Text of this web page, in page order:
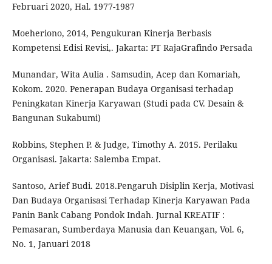
Februari 2020, Hal. 1977-1987
Moeheriono, 2014, Pengukuran Kinerja Berbasis
Kompetensi Edisi Revisi,. Jakarta: PT RajaGrafindo Persada
Munandar, Wita Aulia . Samsudin, Acep dan Komariah,
Kokom. 2020. Penerapan Budaya Organisasi terhadap
Peningkatan Kinerja Karyawan (Studi pada CV. Desain &
Bangunan Sukabumi)
Robbins, Stephen P. & Judge, Timothy A. 2015. Perilaku
Organisasi. Jakarta: Salemba Empat.
Santoso, Arief Budi. 2018.Pengaruh Disiplin Kerja, Motivasi
Dan Budaya Organisasi Terhadap Kinerja Karyawan Pada
Panin Bank Cabang Pondok Indah. Jurnal KREATIF :
Pemasaran, Sumberdaya Manusia dan Keuangan, Vol. 6,
No. 1, Januari 2018